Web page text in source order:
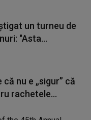
un turneu de
"Asta...
nu e „sigur” că
rachetele...